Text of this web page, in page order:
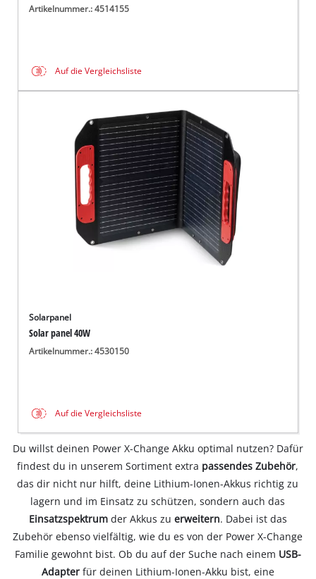
Artikelnummer.: 4514155
Auf die Vergleichsliste
Solarpanel
Solar panel 40W
Artikelnummer.: 4530150
Auf die Vergleichsliste
Du willst deinen Power X-Change Akku optimal nutzen? Dafür
findest du in unserem Sortiment extra passendes Zubehör,
das dir nicht nur hilft, deine Lithium-Ionen-Akkus richtig zu
lagern und im Einsatz zu schützen, sondern auch das
Einsatzspektrum der Akkus zu erweitern. Dabei ist das
Zubehör ebenso vielfältig, wie du es von der Power X-Change
Familie gewohnt bist. Ob du auf der Suche nach einem USB-
Adapterfür deinen Lithium-Ionen-Akku bist, eine